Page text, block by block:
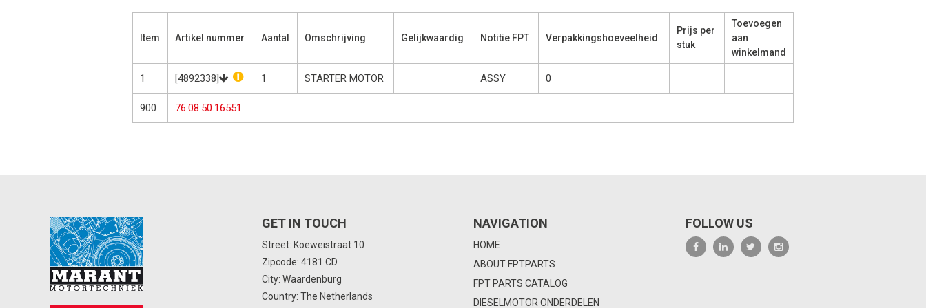
Item Artikel nummer Aantal Omschrijving Gelijkwaardig Notitie FPT Verpakkingshoeveelheid
Prijs per
stuk
Toevoegen
aan
winkelmand
1 [4892338] 1 STARTER MOTOR ASSY 0
900 76.08.50.16551
GET IN TOUCH
Street: Koeweistraat 10
Zipcode: 4181 CD
City: Waardenburg
Country: The Netherlands
NAVIGATION
HOME
ABOUT FPTPARTS
FPT PARTS CATALOG
DIESELMOTOR ONDERDELEN
FOLLOW US